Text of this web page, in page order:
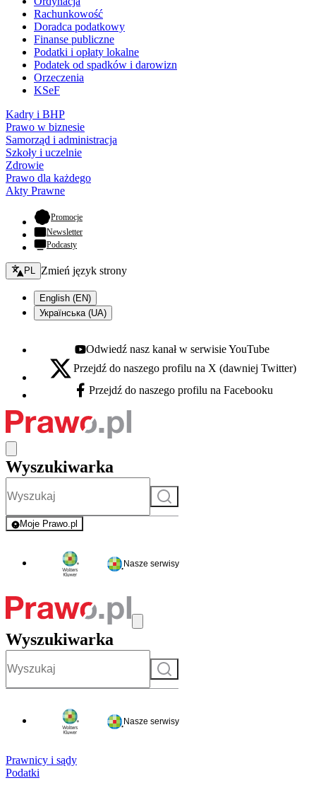
Rachunkowość
Doradca podatkowy
Finanse publiczne
Podatki i opłaty lokalne
Podatek od spadków i darowizn
Orzeczenia
KSeF
Kadry i BHP
Prawo w biznesie
Samorząd i administracja
Szkoły i uczelnie
Zdrowie
Prawo dla każdego
Akty Prawne
Promocje- otwiera się w nowej karcie
Newsletter
Podcasty
Zmień język - bieżący:
PL Zmień język strony
English (EN)
Українська (UA)
Youtube - otwiera się w nowej karcie
Odwiedź nasz kanał w serwisie YouTube
X - otwiera się w nowej karcie
Przejdź do naszego profilu na X (dawniej Twitter)
Facebook - otwiera się w nowej karcie
Przejdź do naszego profilu na Facebooku
Wyszukiwarka
Szukaj
Moje Prawo.pl
- rejestracja i logowanie do serwisu
Nasze serwisy
Wyszukiwarka
Szukaj
Nasze serwisy
Prawnicy i sądy
Podatki